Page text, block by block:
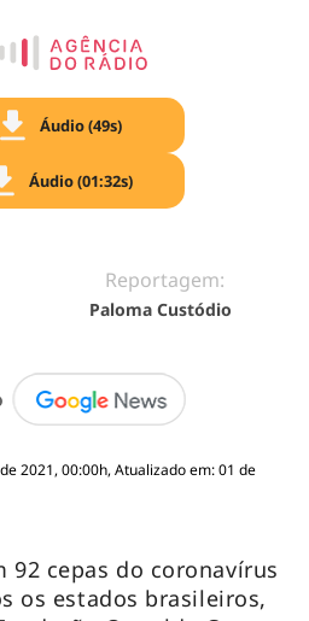
Áudio (49s)
Áudio (01:32s)
Reportagem:
Paloma Custódio
2021, 00:00h, Atualizado em: 01 de
cepas do coronavírus
os estados brasileiros,